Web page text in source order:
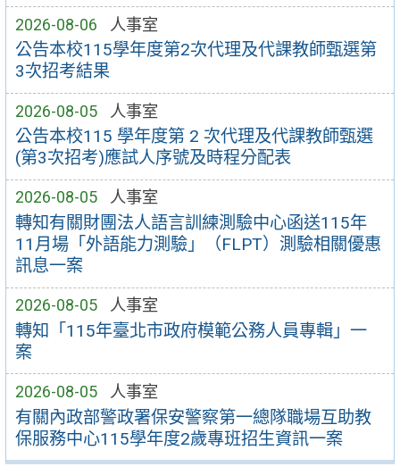
2026-08-06 人事室
公告本校115學年度第2次代理及代課教師甄選第
3次招考結果
2026-08-05 人事室
公告本校115 學年度第 2 次代理及代課教師甄選
(第3次招考)應試人序號及時程分配表
2026-08-05 人事室
轉知有關財團法人語言訓練測驗中心函送115年
11月場「外語能力測驗」（FLPT）測驗相關優惠
訊息一案
2026-08-05 人事室
轉知「115年臺北市政府模範公務人員專輯」一
案
2026-08-05 人事室
有關內政部警政署保安警察第一總隊職場互助教
保服務中心115學年度2歲專班招生資訊一案